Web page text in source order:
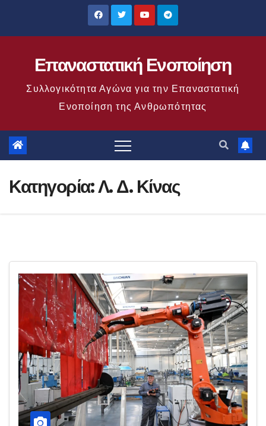
Επαναστατική Ενοποίηση
Συλλογικότητα Αγώνα για την Επαναστατική
Ενοποίηση της Ανθρωπότητας
Κατηγορία:Λ. Δ. Κίνας